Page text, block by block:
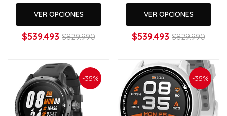
VER OPCIONES
$539.493 $829.990
VER OPCIONES
$539.493 $829.990
-35% -35%